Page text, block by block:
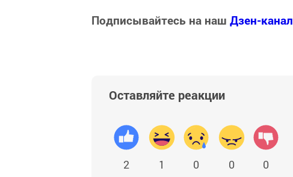
Подписывайтесь на наш Дзен-канал
Оставляйте реакции
2 1 0 0 0